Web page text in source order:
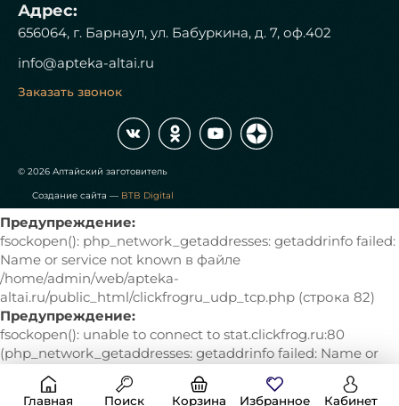
Адрес:
656064, г. Барнаул, ул. Бабуркина, д. 7, оф.402
info@apteka-altai.ru
Заказать звонок
© 2026 Алтайский заготовитель
Создание сайта — BTB Digital
Главная Поиск Корзина Избранное Кабинет
Предупреждение:
fsockopen(): php_network_getaddresses: getaddrinfo failed:
Name or service not known в файле
/home/admin/web/apteka-
altai.ru/public_html/clickfrogru_udp_tcp.php (строка 82)
Предупреждение:
fsockopen(): unable to connect to stat.clickfrog.ru:80
(php_network_getaddresses: getaddrinfo failed: Name or
service not known) в файле /home/admin/web/apteka-
altai.ru/public_html/clickfrogru_udp_tcp.php (строка 82)